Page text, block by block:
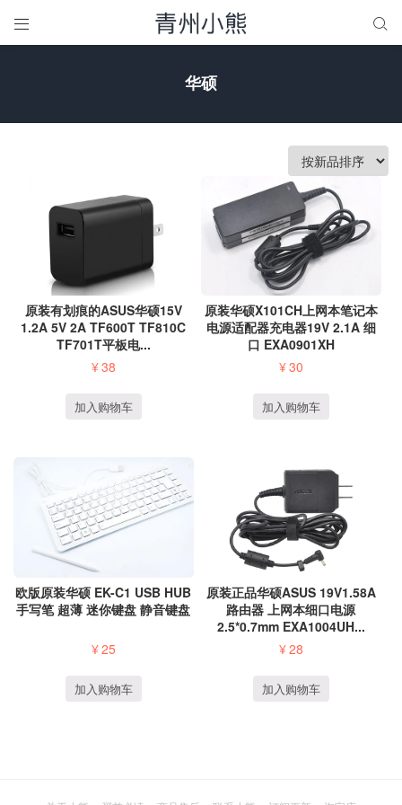
 
华硕
原装有划痕的ASUS华硕15V
1.2A 5V 2A TF600T TF810C
TF701T平板电...
¥38
加入购物车
原装华硕X101CH上网本笔记本
电源适配器充电器19V 2.1A 细
口 EXA0901XH
¥30
加入购物车
欧版原装华硕 EK-C1 USB HUB
手写笔 超薄 迷你键盘 静音键盘
¥25
加入购物车
原装正品华硕ASUS 19V1.58A
路由器 上网本细口电源
2.5*0.7mm EXA1004UH...
¥28
加入购物车